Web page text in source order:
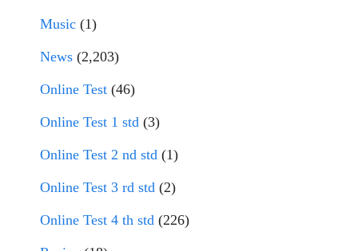
Music (1)
News (2,203)
Online Test (46)
Online Test 1 std (3)
Online Test 2 nd std (1)
Online Test 3 rd std (2)
Online Test 4 th std (226)